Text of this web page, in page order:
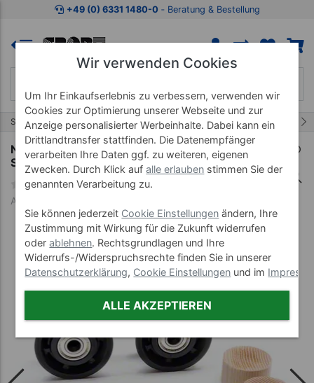
Zum Kaufbereich springen Zur Produktbeschreibung
+49 (0) 6331 1480-0 ‐ Beratung & Bestellung
Start Kraftsportgeräte Seilzüge 24/36
NOHRD Latzug Aufrüst-Set für SlimBeam
Seilzugapparat
Art-Nr. 22797
Wir verwenden Cookies
Um Ihr Einkaufserlebnis zu verbessern, verwenden wir
Cookies zur Optimierung unserer Webseite und zur
Anzeige personalisierter Werbeinhalte. Dabei kann ein
Drittlandtransfer stattfinden. Die Datenempfänger
verarbeiten Ihre Daten ggf. zu weiteren, eigenen
Zwecken. Durch Klick aufalle erlauben stimmen Sie der
genannten Verarbeitung zu.
Sie können jederzeit Cookie Einstellungen ändern, Ihre
Zustimmung mit Wirkung für die Zukunft widerrufen
oderablehnen. Rechtsgrundlagen und Ihre
Widerrufs-/Widerspruchsrechte finden Sie in unserer
Datenschutzerklärung, Cookie Einstellungen und im
ALLE AKZEPTIEREN